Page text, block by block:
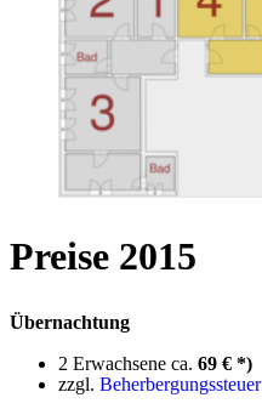
Preise 2015
Übernachtung
2 Erwachsene ca. 69 € *)
zzgl. Beherbergungssteuer